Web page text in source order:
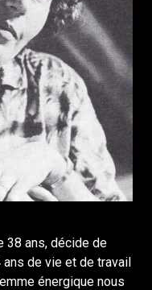
38 ans, décide de
de vie et de travail
énergique nous